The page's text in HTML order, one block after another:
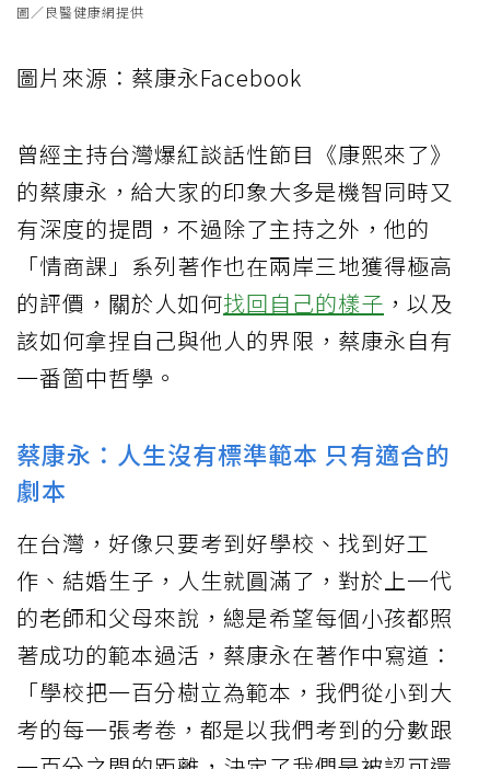
圖／良醫健康網提供
圖片來源：蔡康永Facebook
曾經主持台灣爆紅談話性節目《康熙來了》
的蔡康永，給大家的印象大多是機智同時又
有深度的提問，不過除了主持之外，他的
「情商課」系列著作也在兩岸三地獲得極高
的評價，關於人如何找回自己的樣子 ，以及
該如何拿捏自己與他人的界限，蔡康永自有
一番箇中哲學。
蔡康永：人生沒有標準範本 只有適合的
劇本
在台灣，好像只要考到好學校、找到好工
作、結婚生子，人生就圓滿了，對於上一代
的老師和父母來說，總是希望每個小孩都照
著成功的範本過活，蔡康永在著作中寫道：
「學校把一百分樹立為範本，我們從小到大
考的每一張考卷，都是以我們考到的分數跟